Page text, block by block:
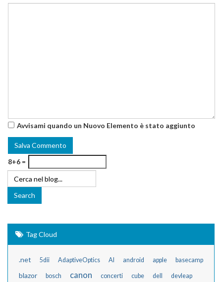
Avvisami quando un Nuovo Elemento è stato aggiunto
8+6 =
Tag Cloud
.net 5dii AdaptiveOptics AI android apple basecamp
blazor bosch canon concerti cube dell devleap